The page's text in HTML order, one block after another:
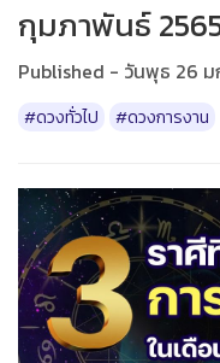
กุมภาพันธ์
Published - วันพุธ 26 ม
#ดวงทั่วไป #ดวงการงาน